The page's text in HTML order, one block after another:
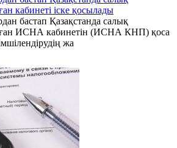
кабинеті іске қосылады
бастап Қазақстанда салық
ИСНА кабинетін (ИСНА КНП) қоса
жа